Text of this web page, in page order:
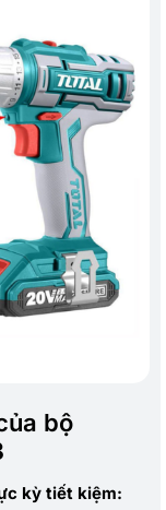
bộ
kỳ tiết kiệm: